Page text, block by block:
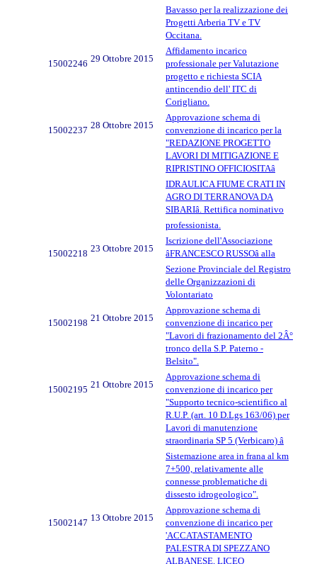
Bavasso per la realizzazione dei
Progetti Arberia TV e TV
Occitana.
15002246 29 Ottobre 2015
Affidamento incarico
professionale per Valutazione
progetto e richiesta SCIA
antincendio dell' ITC di
Corigliano.
15002237 28 Ottobre 2015
Approvazione schema di
convenzione di incarico per la
"REDAZIONE PROGETTO
LAVORI DI MITIGAZIONE E
RIPRISTINO OFFICIOSITAâ
IDRAULICA FIUME CRATI IN
AGRO DI TERRANOVA DA
SIBARIâ. Rettifica nominativo
professionista.
15002218 23 Ottobre 2015
Iscrizione dell'Associazione
âFRANCESCO RUSSOâ alla
Sezione Provinciale del Registro
delle Organizzazioni di
Volontariato
15002198 21 Ottobre 2015
Approvazione schema di
convenzione di incarico per
"Lavori di frazionamento del 2Â°
tronco della S.P. Paterno -
Belsito".
15002195 21 Ottobre 2015
Approvazione schema di
convenzione di incarico per
"Supporto tecnico-scientifico al
R.U.P. (art. 10 D.Lgs 163/06) per
Lavori di manutenzione
straordinaria SP 5 (Verbicaro) â
Sistemazione area in frana al km
7+500, relativamente alle
connesse problematiche di
dissesto idrogeologico".
15002147 13 Ottobre 2015
Approvazione schema di
convenzione di incarico per
'ACCATASTAMENTO
PALESTRA DI SPEZZANO
ALBANESE, LICEO